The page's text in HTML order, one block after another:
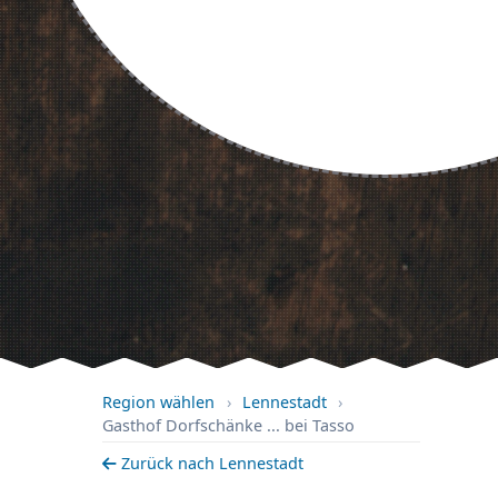
Region wählen › Lennestadt ›
Gasthof Dorfschänke ... bei Tasso
Zurück nach Lennestadt